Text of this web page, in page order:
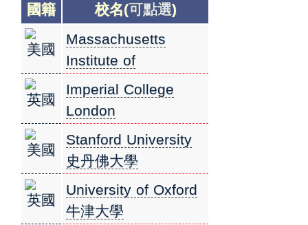
國籍 校名(可點選)
美國
Massachusetts
Institute of
Technology (MIT) 麻
省理工學院
英國
Imperial College
London
倫敦帝國學院
美國
Stanford University
史丹佛大學
英國
University of Oxford
牛津大學